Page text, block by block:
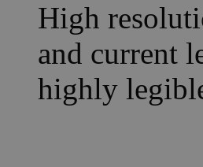
High
and current
highly